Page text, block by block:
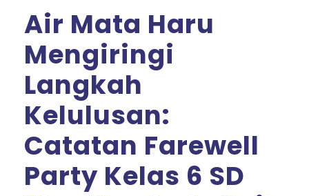
Air Mata Haru
Mengiringi
Langkah
Kelulusan:
Catatan Farewell
Party Kelas 6 SD